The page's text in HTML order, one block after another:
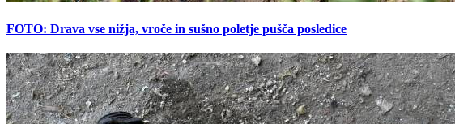
FOTO: Drava vse nižja, vroče in sušno poletje pušča posledice